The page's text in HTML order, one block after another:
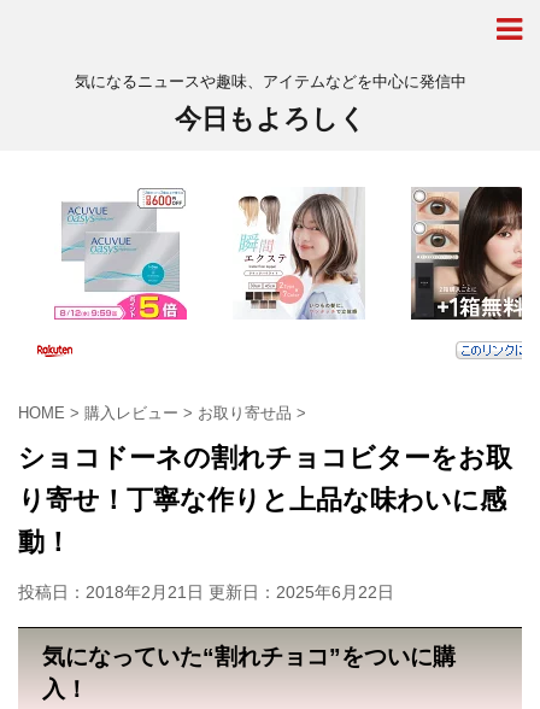
気になるニュースや趣味、アイテムなどを中心に発信中
今日もよろしく
HOME > 購入レビュー > お取り寄せ品 >
ショコドーネの割れチョコビターをお取
り寄せ！丁寧な作りと上品な味わいに感
動！
投稿日：2018年2月21日 更新日： 2025年6月22日
気になっていた“割れチョコ”をついに購
入！